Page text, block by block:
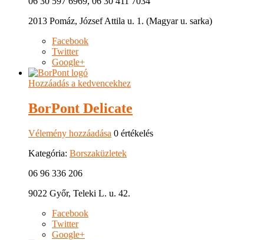
2013 Pomáz, József Attila u. 1. (Magyar u. sarka)
Facebook
Twitter
Google+
Hozzáadás a kedvencekhez
BorPont Delicate
Vélemény hozzáadása 0 értékelés
Kategória: Borszaküzletek
06 96 336 206
9022 Győr, Teleki L. u. 42.
Facebook
Twitter
Google+